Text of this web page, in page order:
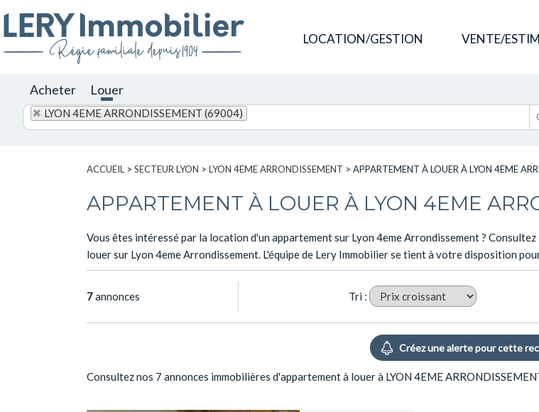
LOCATION/GESTION VENTE/
Acheter Louer
LYON 4EME ARRONDISSEMENT (69004)
ACCUEIL > SECTEUR LYON > LYON 4EME ARRONDISSEMENT > APPARTEMENT À LOUER À LYON 4EME
APPARTEMENT À LOUER À LYON 4EME
Vous êtes intéressé par la location d'un appartement sur Lyon 4eme Arrondissement ?
louer sur Lyon 4eme Arrondissement. L'équipe de Lery Immobilier se tient à votre disposition
7annonces Tri :
Consultez nos 7 annonces immobilières d'appartement à louer à LYON 4EME